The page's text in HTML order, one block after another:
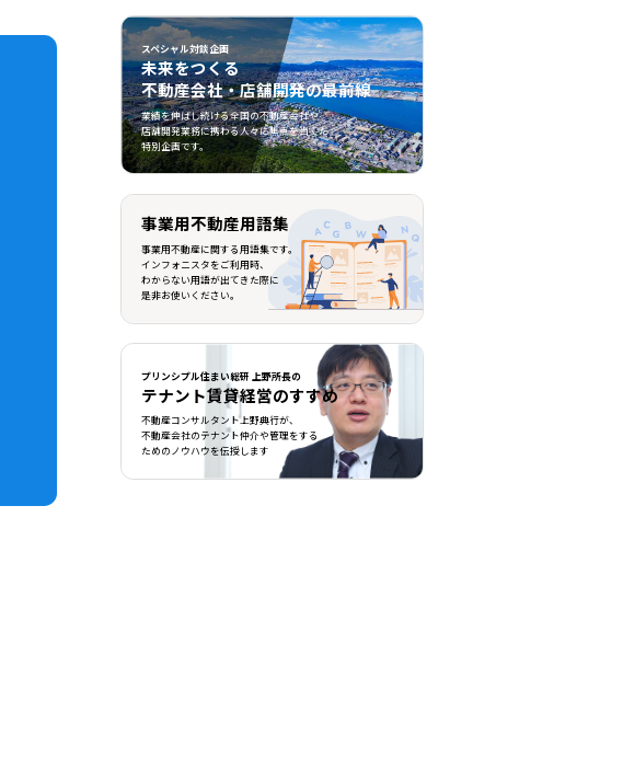
スペシャル対談企画
未来をつくる
不動産会社・店舗開発の最前線
業績を伸ばし続ける全国の不動産会社や
店舗開発業務に携わる人々に焦点を当てた
特別企画です。
不動産会社・店舗開発の最前線">
事業用不動産用語集
事業用不動産に関する用語集です。
インフォニスタをご利用時、
わからない用語が出てきた際に
是非お使いください。
プリンシプル住まい総研 上野所長の
テナント賃貸経営のすすめ
不動産コンサルタント上野典行が、
不動産会社のテナント仲介や管理をする
ためのノウハウを伝授します